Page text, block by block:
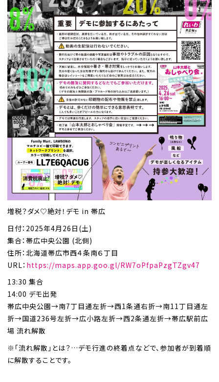
増税？ダメ♡絶対！デモ in 帯広
日付：2025年4月26日(土)
集合：帯広中央公園 (北側)
住所：北海道帯広市西４条南６丁目
URL： https://maps.app.goo.gl/RW7oPfpaPzgTZgv47
13:30 集合
14:00 デモ出発
帯広中央公園→南7丁目通左折→西1条通右折→南11丁目通左
折→国道236号左折→広小路左折→西2条通左折→帯広駅前広
場 流れ解散
※「流れ解散」とは？…デモ行進の終着点などで、参加者が到着順
に解散することです。